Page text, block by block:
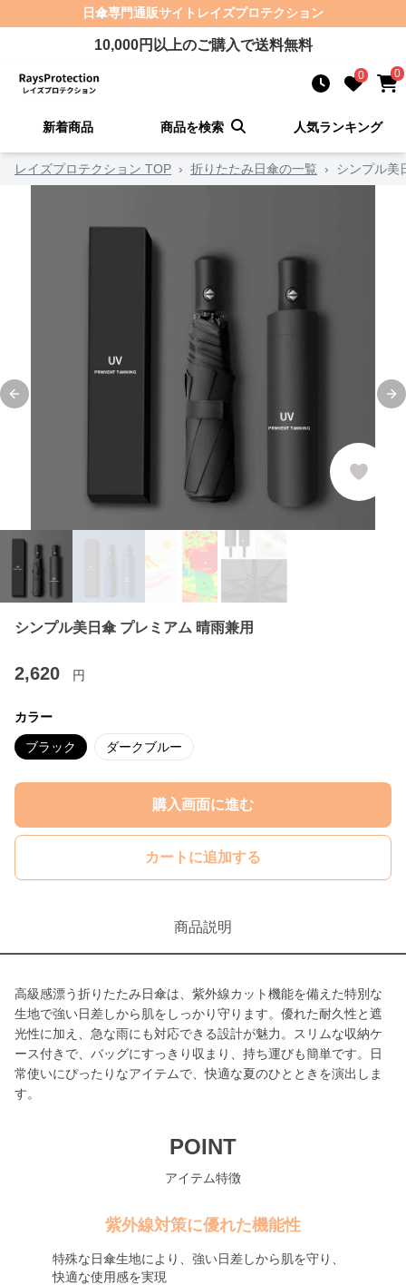
日傘専門通販サイト レイズプロテクション
10,000円以上のご購入で送料無料
0 0
新着商品 商品を検索 人気ランキング
レイズプロテクション TOP › 折りたたみ日傘の一覧 › シンプル美
Previous slide
シンプル美日傘 プレミアム 晴雨兼用
2,620 円
カラー
ブラック ダークブルー
購入画面に進む
カートに追加する
商品説明
高級感漂う折りたたみ日傘は、紫外線カット機能を備えた特別な
生地で強い日差しから肌をしっかり守ります。優れた耐久性と遮
光性に加え、急な雨にも対応できる設計が魅力。スリムな収納ケ
ース付きで、バッグにすっきり収まり、持ち運びも簡単です。日
常使いにぴったりなアイテムで、快適な夏のひとときを演出しま
す。
POINT
アイテム特徴
紫外線対策に優れた機能性
特殊な日傘生地により、強い日差しから肌を守り、
快適な使用感を実現